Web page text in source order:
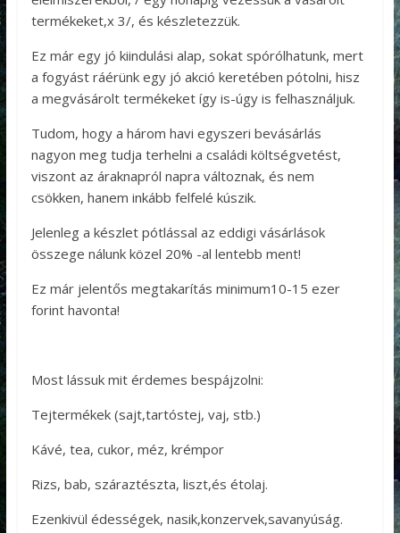
termékeket,x 3/, és készletezzük.
Ez már egy jó kiindulási alap, sokat spórólhatunk, mert
a fogyást ráérünk egy jó akció keretében pótolni, hisz
a megvásárolt termékeket így is-úgy is felhasználjuk.
Tudom, hogy a három havi egyszeri bevásárlás
nagyon meg tudja terhelni a családi költségvetést,
viszont az áraknapról napra változnak, és nem
csökken, hanem inkább felfelé kúszik.
Jelenleg a készlet pótlással az eddigi vásárlások
összege nálunk közel 20% -al lentebb ment!
Ez már jelentős megtakarítás minimum10-15 ezer
forint havonta!
Most lássuk mit érdemes bespájzolni:
Tejtermékek (sajt,tartóstej, vaj, stb.)
Kávé, tea, cukor, méz, krémpor
Rizs, bab, száraztészta, liszt,és étolaj.
Ezenkivül édességek, nasik,konzervek,savanyúság.